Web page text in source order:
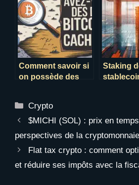
Comment savoir si
on possède des
Staking
faible
Catégories
Crypto
$MICHI (SOL) : prix en
perspectives de la cryptomonnaie
Flat tax crypto : comment
et réduire ses impôts avec la